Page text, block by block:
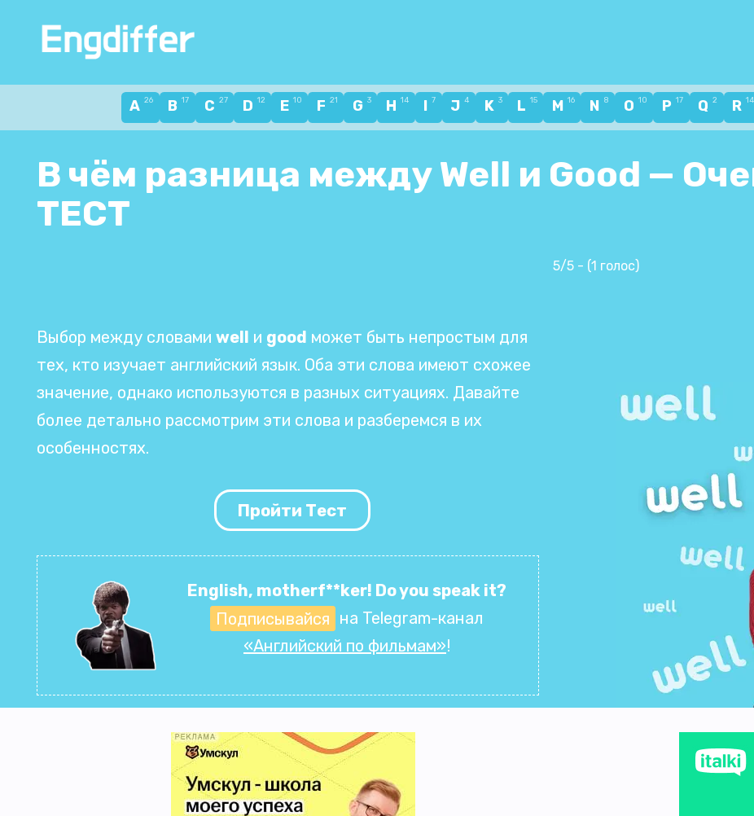
содержанию
A 26 B 17 C 27 D 12 E 10 F 21 G 3 H 14 I 7 J 4 K 3 L 15 M 16 N 8 O 10 P 17 Q 2 R 14
В чём разница между Well и Good —
ТЕСТ
5/5 - (1 голос)
Выбор между словами well и good может быть непростым для
тех, кто изучает английский язык. Оба эти слова имеют схожее
значение, однако используются в разных ситуациях. Давайте
более детально рассмотрим эти слова и разберемся в их
особенностях.
Пройти Тест
English, motherf**ker! Do you speak it?
Подписывайся на Telegram-канал
«Английский по фильмам»!